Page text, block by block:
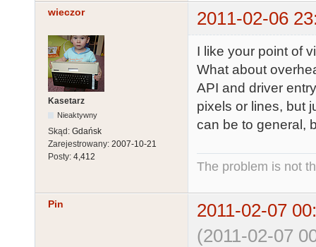
wieczor 2011-02-06
Kasetarz
Nieaktywny
Skąd: Gdańsk
Zarejestrowany: 2007-10-21
Posty: 4,412
I like your point of
What about
API and driver
pixels or lines, but
can be to general,
The problem is not
Pin
2011-02-07
(2011-02-07